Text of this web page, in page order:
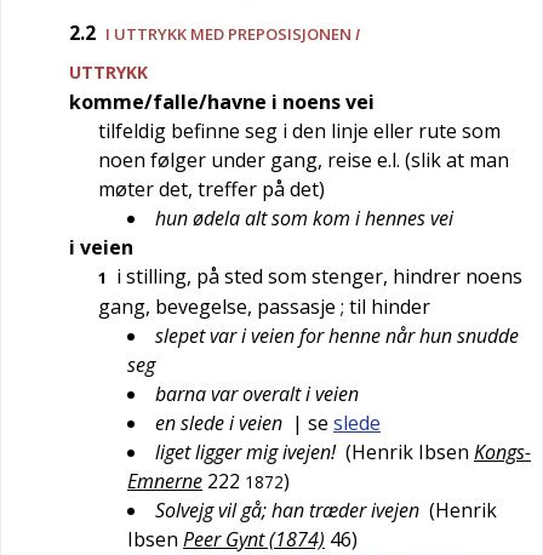
2.2 I UTTRYKK MED PREPOSISJONEN I
UTTRYKK
komme/falle/havne i noens vei
tilfeldig befinne seg i den linje eller rute som
noen følger under gang, reise e.l. (slik at man
møter det, treffer på det)
hun ødela alt som kom i hennes vei
i veien
1
i stilling, på sted som stenger, hindrer noens
gang, bevegelse, passasje ; til hinder
slepet var i veien for henne når hun snudde
seg
barna var overalt i veien
en slede i veien | se slede
liget ligger mig ivejen! (Henrik Ibsen Kongs-
Emnerne 222 1872)
Solvejg vil gå; han træder ivejen (Henrik
Ibsen Peer Gynt (1874) 46)